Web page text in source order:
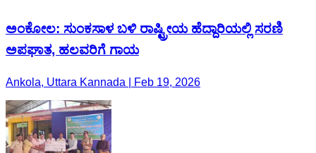
ಅಂಕೋಲ: ಸುಂಕಸಾಳ ಬಳಿ ರಾಷ್ಟ್ರೀಯ ಹೆದ್ದಾರಿಯಲ್ಲಿ ಸರಣಿ
ಅಪಘಾತ, ಹಲವರಿಗೆ ಗಾಯ
Ankola, Uttara Kannada | Feb 19, 2026